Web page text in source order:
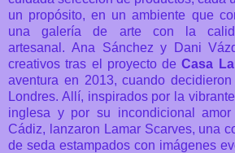
un propósito, en un ambiente que
una galería de arte con la
artesanal.Ana Sánchez y Dani
creativos tras el proyecto deCasa
aventura en 2013, cuando
Londres. Allí, inspirados por la
inglesa y por su incondicional
Cádiz, lanzaron Lamar Scarves, una
de seda estampados con imágenes